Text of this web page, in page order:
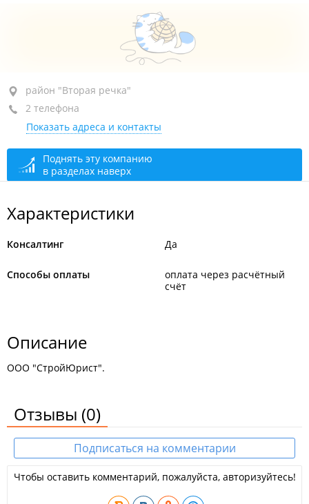
район "Вторая речка", ул. Бородинская, 46/50
1-й этаж
+7 (423) 279-00-10
сегодня закрыто
район "Вторая речка"
2 телефона
Показать адреса и контакты
Поднять эту компанию
в разделах наверх
Характеристики
Консалтинг Да
Способы оплаты
оплата через расчётный
счёт
Описание
ООО "СтройЮрист".
Отзывы (0)
Подписаться на комментарии
Чтобы оставить комментарий, пожалуйста, авторизуйтесь!